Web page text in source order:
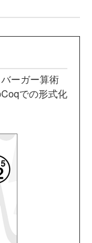
ーガー算術
での形式化